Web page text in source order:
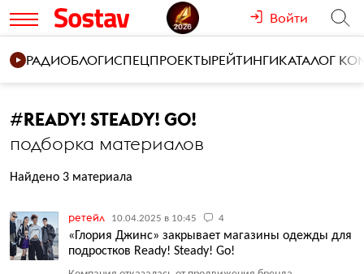
Войти
РАДИОБЛОГИСПЕЦПРОЕКТЫРЕЙТИНГИКАТАЛОГ
#READY! STEADY! GO!
подборка материалов
Найдено 3 материала
ретейл 10.04.2025 в 10:45 4
«Глория Джинс» закрывает магазины одежды для
подростков Ready! Steady! Go!